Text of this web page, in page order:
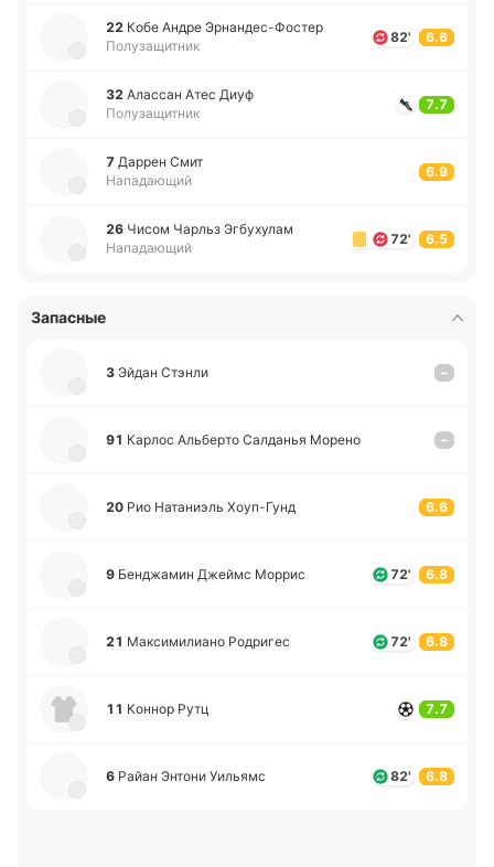
22 Кобе Андре Эрна­нде­с-Фо­стер
Полузащитник
82' 6.6
32 Ала­ссан Атес Диуф
Полузащитник
7.7
7 Даррен Смит
Нападающий
6.9
26 Чисом Чарльз Эгбу­ху­лам
Нападающий
72' 6.5
Запасные
3 Эйдан Стэнли –
91 Карлос Альбе­рто Са­лда­нья Морено –
20 Рио На­та­ниэль Хоу­п-Гунд 6.6
9 Бе­нджа­мин Джеймс Моррис 72' 6.8
21 Ма­кси­ми­лиа­но Ро­дри­гес 72' 6.8
11 Коннор Рутц 7.7
6 Райан Энтони Уи­льямс 82' 6.8